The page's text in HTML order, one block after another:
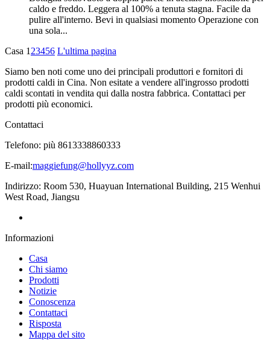
caldo e freddo. Leggera al 100% a tenuta stagna. Facile da
pulire all'interno. Bevi in ​​qualsiasi momento Operazione con
una sola...
Casa 1 23456 L'ultima pagina
Siamo ben noti come uno dei principali produttori e fornitori di
prodotti caldi in Cina. Non esitate a vendere all'ingrosso prodotti
caldi scontati in vendita qui dalla nostra fabbrica. Contattaci per
prodotti più economici.
Contattaci
Telefono: più 8613338860333
E-mail:maggiefung@hollyyz.com
Indirizzo: Room 530, Huayuan International Building, 215 Wenhui
West Road, Jiangsu
Informazioni
Casa
Chi siamo
Prodotti
Notizie
Conoscenza
Contattaci
Risposta
Mappa del sito